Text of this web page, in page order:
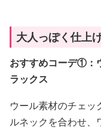
大人っぽく仕上
おすすめコーデ①：
ラックス
ウール素材のチェッ
ルネックを合わせ、